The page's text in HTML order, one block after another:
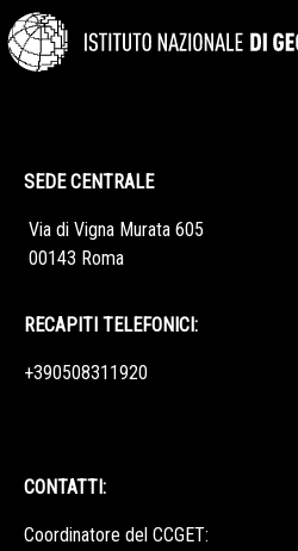
SEDE CENTRALE
Via di Vigna Murata 605
00143 Roma
RECAPITI TELEFONICI:
+390508311920
CONTATTI:
Coordinatore del CCGET: